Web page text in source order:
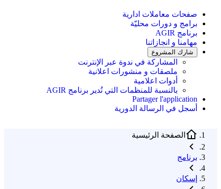
صفحات معاملات ادارية
برامج و دورات محليّة
برنامج AGIR
مهامنا و انجازاتنا
شارك المشروع
المشاركة في ندوة عبر الإنترنت
ملصقات و منشورات اعلانية
أدوات اعلامية
بالنسبة للمنظمات التي تُدير برنامج AGIR
Partager l'application
أسجل في الرسالة الدورية
الصفحة الرئيسية
برنامج
إسكان